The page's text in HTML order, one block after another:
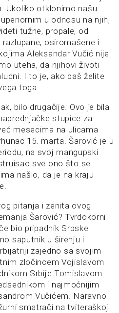
Ukoliko otklonimo našu
u odnosu na njih,
tužne, propale, od
osiromašene i
Aleksandar Vučić nije
uteha, da njihovi životi
I to je, ako baš želite
toga.
bilo drugačije. Ovo je bila
stupice za
mesecima na ulicama
15. marta. Šarović je u
na svoj mangupski
sve ono što se
našlo, da je na kraju
pitanja i zenita ovog
Šarović? Tvrdokorni
bio pripadnik Srpske
saputnik u širenju i
zajedno sa svojim
zločincem Vojislavom
Srbije Tomislavom
i najmoćnijim
Vučićem. Naravno
smatrači na tviteraškoj